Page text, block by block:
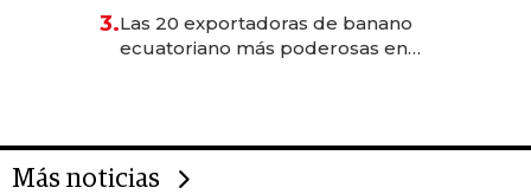
3.Las 20 exportadoras de banano
ecuatoriano más poderosas en
Más noticias